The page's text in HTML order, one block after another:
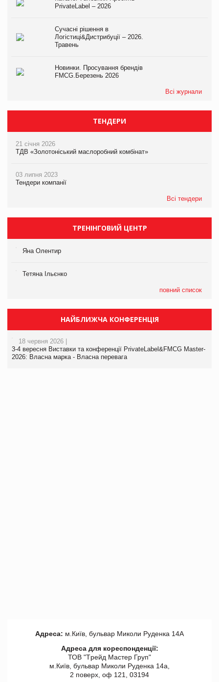
PrivateLabel – 2026
Сучасні рішення в
Логістиці&Дистрибуції – 2026.
Травень
Новинки. Просування брендів
FMCG.Березень 2026
Всі журнали
ТЕНДЕРИ
21 січня 2026
ТДВ «Золотоніський маслоробний комбінат»
03 липня 2023
Тендери компанії
Всі тендери
ТРЕНІНГОВИЙ ЦЕНТР
Яна Олентир
Тетяна Ільєнко
повний список
НАЙБЛИЖЧА КОНФЕРЕНЦІЯ
18 червня 2026 |
3-4 вересня Виставки та конференції PrivateLabel&FMCG Master-
2026: Власна марка - Власна перевага
Адреса: м.Київ, бульвар Миколи Руденка 14А
Адреса для кореспонденції:
ТОВ "Tрейд Мастер Груп"
м.Київ, бульвар Миколи Руденка 14а,
2 поверх, оф 121, 03194